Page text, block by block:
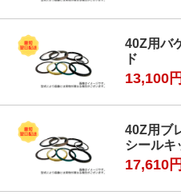
40Z用バ
ド
13,100
40Z用ブ
シールキ
17,610